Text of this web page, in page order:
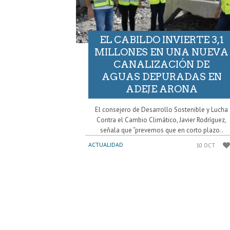
EL CABILDO INVIERTE 3,1
MILLONES EN UNA NUEVA
CANALIZACIÓN DE
AGUAS DEPURADAS EN
ADEJE ARONA
El consejero de Desarrollo Sostenible y Lucha
Contra el Cambio Climático, Javier Rodríguez,
señala que “prevemos que en corto plazo..
ACTUALIDAD 10 OCT